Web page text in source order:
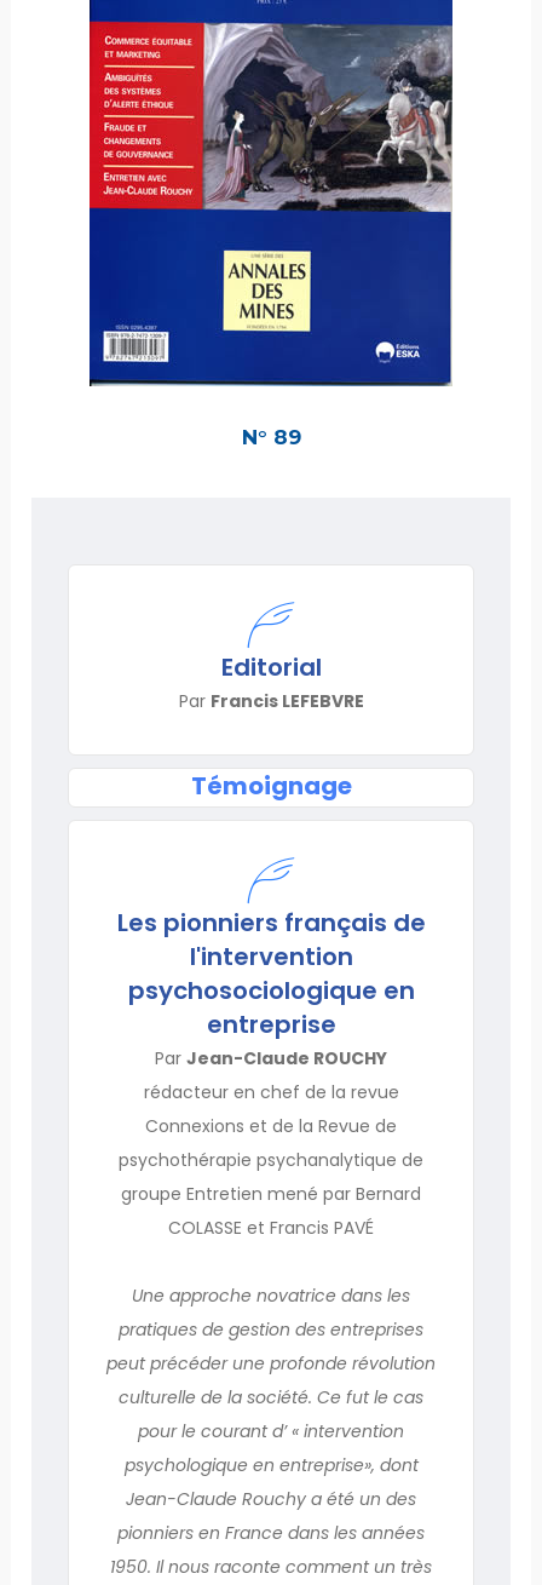
N° 89
Editorial
Par Francis LEFEBVRE
Témoignage
Les pionniers français de
l'intervention
psychosociologique en
entreprise
Par Jean-Claude ROUCHY
rédacteur en chef de la revue
Connexions et de la Revue de
psychothérapie psychanalytique de
groupe Entretien mené par Bernard
COLASSE et Francis PAVÉ
Une approche novatrice dans les
pratiques de gestion des entreprises
peut précéder une profonde révolution
culturelle de la société. Ce fut le cas
pour le courant d’ « intervention
psychologique en entreprise», dont
Jean-Claude Rouchy a été un des
pionniers en France dans les années
1950. Il nous raconte comment un très